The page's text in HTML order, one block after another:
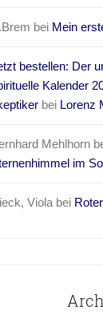
bei Mein
bestellen: Der
Kalender
bei Lorenz
Mehlhorn
im
Viola bei